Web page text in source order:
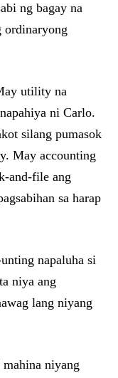
ng bagay na
ordinaryong
utility na
ni Carlo.
silang pumasok
May accounting
and-file ang
sa harap
napaluha si
niya ang
lang niyang
niyang